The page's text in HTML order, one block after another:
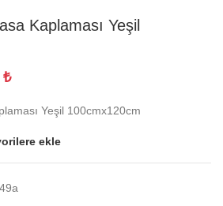
Kaplaması Yeşil
₺
Yeşil 100cmx120cm
ekle